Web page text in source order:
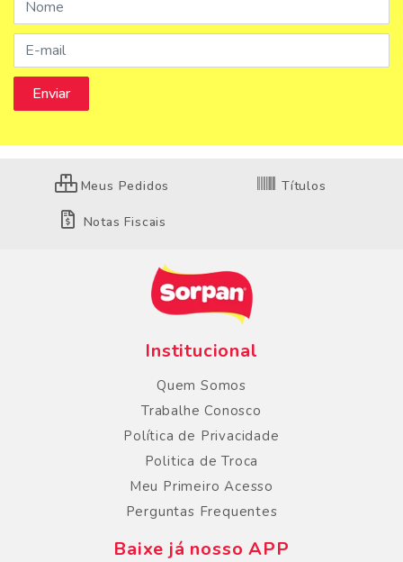
Meus Pedidos Títulos
Notas Fiscais
Institucional
Quem Somos
Trabalhe Conosco
Política de Privacidade
Politica de Troca
Meu Primeiro Acesso
Perguntas Frequentes
Baixe já nosso APP